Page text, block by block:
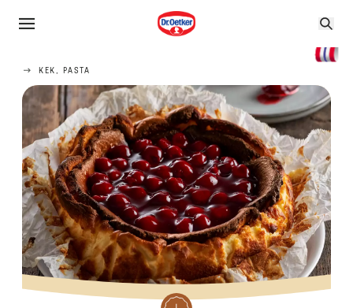
KEK, PASTA